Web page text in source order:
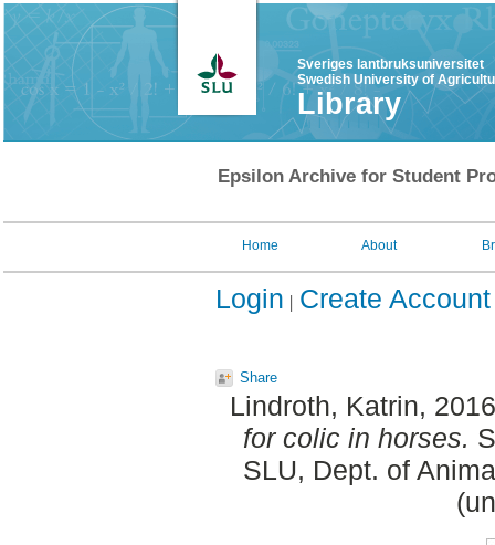
Sveriges lantbruksuniversitet
Swedish University of
Library
Epsilon Archive for Student
Home About
Login Create Account
Share
Lindroth, Katrin,
for colic in horses.
SLU, Dept. of